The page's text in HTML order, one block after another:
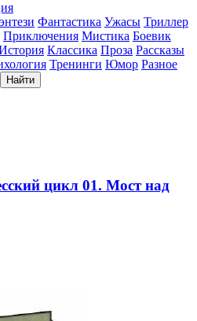
Фантастика Ужасы Триллер
Приключения Мистика Боевик
Классика Проза Рассказы
Тренинги Юмор Разное
Найти
цикл 01. Мост над